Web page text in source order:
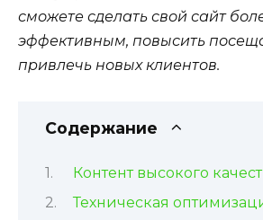
сможете сделать свой сайт
эффективным, повысить
привлечь новых клиентов.
Содержание
Контент высокого
Техническая